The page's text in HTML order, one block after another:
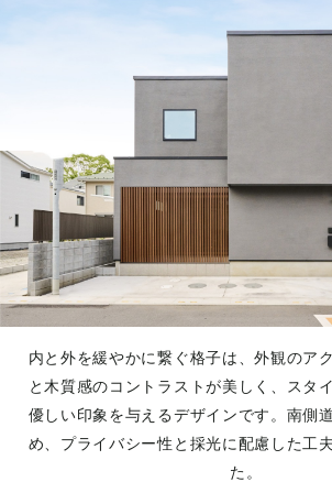
内と外を緩やかに繋ぐ格子は、外観のア
と木質感のコントラストが美しく、スタ
優しい印象を与えるデザインです。南側
め、プライバシー性と採光に配慮した工
た。